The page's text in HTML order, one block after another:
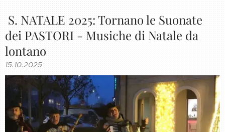
S. NATALE 2025: Tornano le Suonate
dei PASTORI - Musiche di Natale da
lontano
15.10.2025